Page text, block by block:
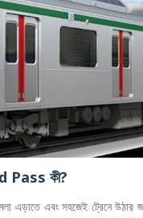
Pass কী?
এড়াতে এবং সহজেই ট্রেনে উঠার